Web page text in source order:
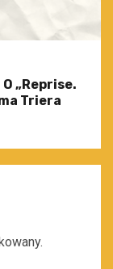
„Reprise.
Triera